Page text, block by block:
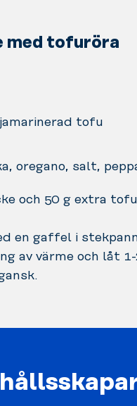
med tofuröra
tofu
oregano, salt,
och 50 g extra
en gaffel i
av värme och låt